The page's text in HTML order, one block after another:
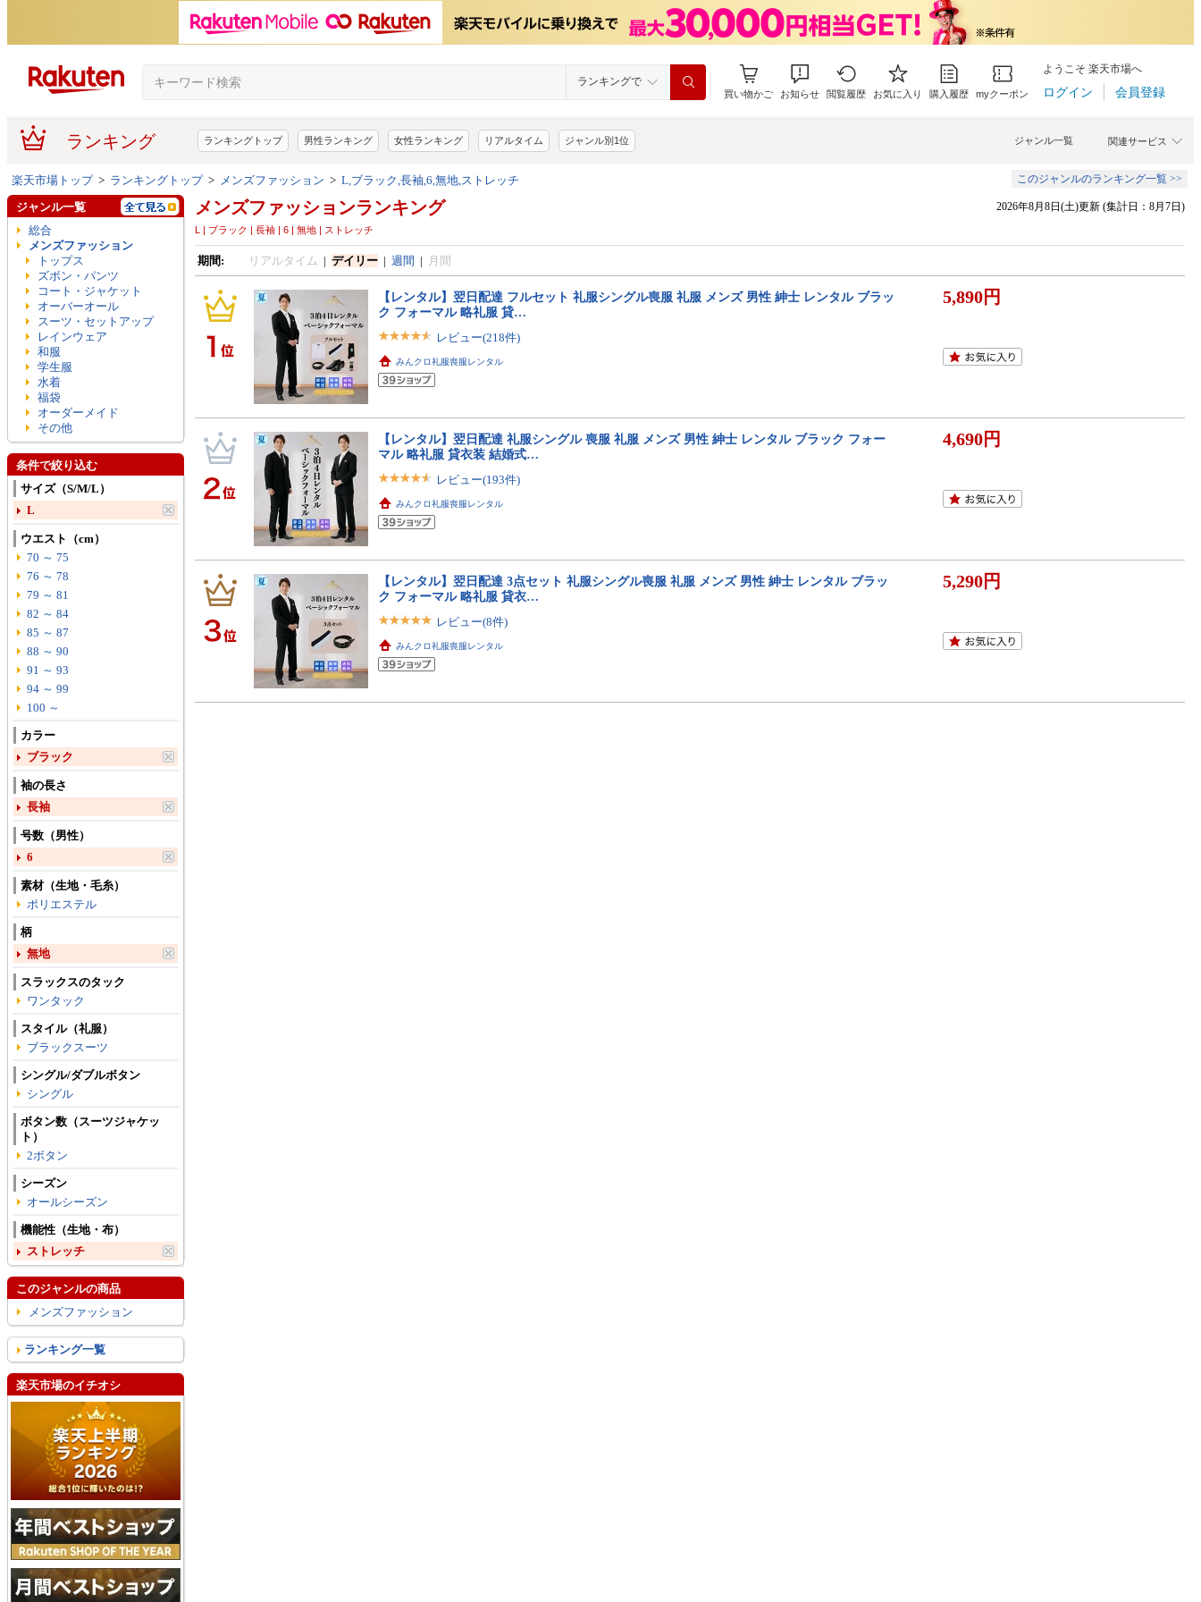
ランキングで
買い物かご お知らせ 閲覧履歴 お気に入り 購入履歴 myクーポン
ようこそ 楽天市場へ
ログイン 会員登録
ランキング 関連サービス
ジャンル一覧
ランキングトップ 男性ランキング 女性ランキング リアルタイム ジャンル別1位
楽天市場トップ> ランキングトップ> メンズファッション > L,ブラック,長袖,6,無地,ストレッチ このジャンルのランキング一覧 >>
メンズファッションランキング
L | ブラック | 長袖 | 6 | 無地 | ストレッチ
2026年8月8日(土)更新 (集計日：8月7日)
期間: リアルタイム | デイリー| 週間 | 月間
【レンタル】翌日配達 フルセット 礼服シングル喪服 礼服 メンズ 男性 紳士 レンタル ブラッ
ク フォーマル 略礼服 貸…
レビュー(218件)
みんクロ礼服喪服レンタル
5,890円
【レンタル】翌日配達 礼服シングル 喪服 礼服 メンズ 男性 紳士 レンタル ブラック フォー
マル 略礼服 貸衣装 結婚式…
レビュー(193件)
みんクロ礼服喪服レンタル
4,690円
【レンタル】翌日配達 3点セット 礼服シングル喪服 礼服 メンズ 男性 紳士 レンタル ブラッ
ク フォーマル 略礼服 貸衣…
レビュー(8件)
みんクロ礼服喪服レンタル
5,290円
ジャンル一覧
総合
メンズファッション
トップス
ズボン・パンツ
コート・ジャケット
オーバーオール
スーツ・セットアップ
レインウェア
和服
学生服
水着
福袋
オーダーメイド
その他
条件で絞り込む
サイズ（S/M/L）
L
ウエスト（cm）
70 ～ 75
76 ～ 78
79 ～ 81
82 ～ 84
85 ～ 87
88 ～ 90
91 ～ 93
94 ～ 99
100 ～
カラー
ブラック
袖の長さ
長袖
号数（男性）
6
素材（生地・毛糸）
ポリエステル
柄
無地
スラックスのタック
ワンタック
スタイル（礼服）
ブラックスーツ
シングル/ダブルボタン
シングル
ボタン数（スーツジャケッ
ト）
2ボタン
シーズン
オールシーズン
機能性（生地・布）
ストレッチ
このジャンルの商品
メンズファッション
ランキング一覧
楽天市場のイチオシ